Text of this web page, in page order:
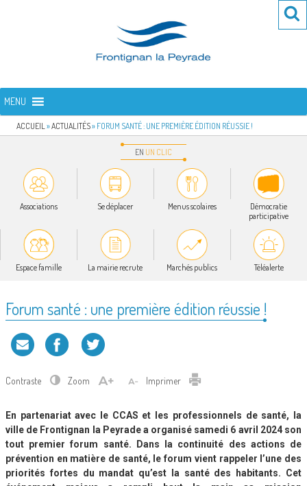
FRONTIGNAN LA PEYRADE
MENU
ACCUEIL »ACTUALITÉS» FORUM SANTÉ : UNE PREMIÈRE ÉDITION RÉUSSIE !
EN UN CLIC
Associations Se déplacer Menus scolaires
Démocratie
participative
Espace famille La mairie recrute Marchés publics Téléalerte
Forum santé : une première édition réussie !
Contraste Zoom Imprimer
En partenariat avec le CCAS et les professionnels de santé, la
ville de Frontignan la Peyrade a organisé samedi 6 avril 2024 son
tout premier forum santé. Dans la continuité des actions de
prévention en matière de santé, le forum vient rappeler l’une des
priorités fortes du mandat qu’est la santé des habitants. Cet